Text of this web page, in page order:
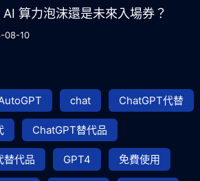
AI 算力泡沫還是未來入場券？
08-10
chat ChatGPT代替
ChatGPT替代品
替代品 GPT4 免費使用